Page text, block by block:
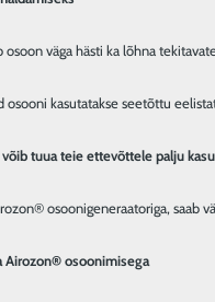
väga hästi ka lõhna
kasutatakse seetõttu
tuua teie ettevõttele palju
osoonigeneraatoriga, saab
Airozon® osoonimisega